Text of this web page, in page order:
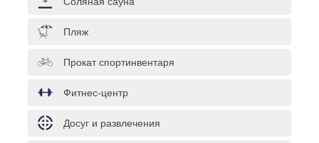
Пляж
Прокат спортинвентаря
Фитнес-центр
Досуг и развлечения